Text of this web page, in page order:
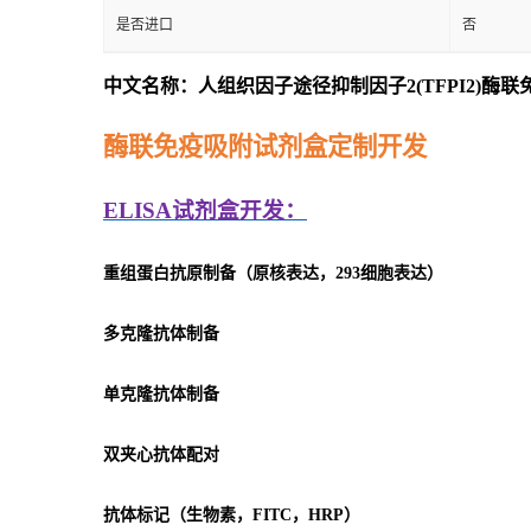
是否进口 否
中文名称：人组织因子途径抑制因子2(TFPI2)酶联
酶联免疫吸附试剂盒定制开发
ELISA试剂盒开发：
重组蛋白抗原制备（原核表达，293细胞表达）
多克隆抗体制备
单克隆抗体制备
双夹心抗体配对
抗体标记（生物素，FITC，HRP）